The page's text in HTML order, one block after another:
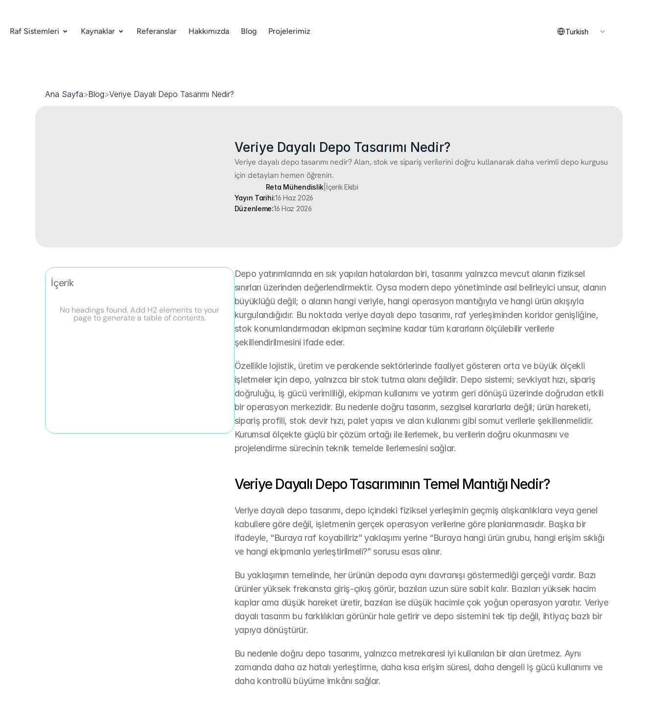
Raf Sistemleri Kaynaklar Referanslar Hakkımızda Blog Projelerimiz Turkish
Ana Sayfa>Blog>Veriye Dayalı Depo Tasarımı Nedir?
Veriye Dayalı Depo Tasarımı Nedir?
Veriye dayalı depo tasarımı nedir? Alan, stok ve sipariş verilerini doğru kullanarak daha verimli depo kurgusu
için detayları hemen öğrenin.
Reta Mühendislik İçerik Ekibi
Yayın Tarihi:16 Haz 2026
Düzenleme:16 Haz 2026
İçerik
No headings found. Add H2 elements to your
page to generate a table of contents.
Depo yatırımlarında en sık yapılan hatalardan biri, tasarımı yalnızca mevcut alanın fiziksel
sınırları üzerinden değerlendirmektir. Oysa modern depo yönetiminde asıl belirleyici unsur, alanın
büyüklüğü değil; o alanın hangi veriyle, hangi operasyon mantığıyla ve hangi ürün akışıyla
kurgulandığıdır. Bu noktada veriye dayalı depo tasarımı, raf yerleşiminden koridor genişliğine,
stok konumlandırmadan ekipman seçimine kadar tüm kararların ölçülebilir verilerle
şekillendirilmesini ifade eder.
Özellikle lojistik, üretim ve perakende sektörlerinde faaliyet gösteren orta ve büyük ölçekli
işletmeler için depo, yalnızca bir stok tutma alanı değildir. Depo sistemi; sevkiyat hızı, sipariş
doğruluğu, iş gücü verimliliği, ekipman kullanımı ve yatırım geri dönüşü üzerinde doğrudan etkili
bir operasyon merkezidir. Bu nedenle doğru tasarım, sezgisel kararlarla değil; ürün hareketi,
sipariş profili, stok devir hızı, palet yapısı ve alan kullanımı gibi somut verilerle şekillenmelidir.
Kurumsal ölçekte güçlü bir çözüm ortağı ile ilerlemek, bu verilerin doğru okunmasını ve
projelendirme sürecinin teknik temelde ilerlemesini sağlar.
Veriye Dayalı Depo Tasarımının Temel Mantığı Nedir?
Veriye dayalı depo tasarımı, depo içindeki fiziksel yerleşimin geçmiş alışkanlıklara veya genel
kabullere göre değil, işletmenin gerçek operasyon verilerine göre planlanmasıdır. Başka bir
ifadeyle, “Buraya raf koyabiliriz” yaklaşımı yerine “Buraya hangi ürün grubu, hangi erişim sıklığı
ve hangi ekipmanla yerleştirilmeli?” sorusu esas alınır.
Bu yaklaşımın temelinde, her ürünün depoda aynı davranışı göstermediği gerçeği vardır. Bazı
ürünler yüksek frekansta giriş-çıkış görür, bazıları uzun süre sabit kalır. Bazıları yüksek hacim
kaplar ama düşük hareket üretir, bazıları ise düşük hacimle çok yoğun operasyon yaratır. Veriye
dayalı tasarım bu farklılıkları görünür hale getirir ve depo sistemini tek tip değil, ihtiyaç bazlı bir
yapıya dönüştürür.
Bu nedenle doğru depo tasarımı, yalnızca metrekaresi iyi kullanılan bir alan üretmez. Aynı
zamanda daha az hatalı yerleştirme, daha kısa erişim süresi, daha dengeli iş gücü kullanımı ve
daha kontrollü büyüme imkânı sağlar.